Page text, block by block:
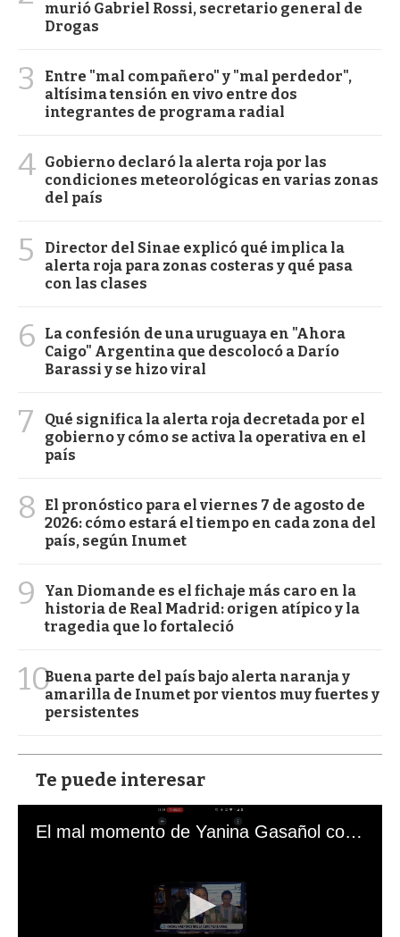
murió Gabriel Rossi, secretario general de
Drogas
3
Entre "mal compañero" y "mal perdedor",
altísima tensión en vivo entre dos
integrantes de programa radial
4 Gobierno declaró la alerta roja por las
condiciones meteorológicas en varias zonas
del país
5
Director del Sinae explicó qué implica la
alerta roja para zonas costeras y qué pasa
con las clases
6
La confesión de una uruguaya en "Ahora
Caigo" Argentina que descolocó a Darío
Barassi y se hizo viral
7
Qué significa la alerta roja decretada por el
gobierno y cómo se activa la operativa en el
país
8
El pronóstico para el viernes 7 de agosto de
2026: cómo estará el tiempo en cada zona del
país, según Inumet
9
Yan Diomande es el fichaje más caro en la
historia de Real Madrid: origen atípico y la
tragedia que lo fortaleció
10Buena parte del país bajo alerta naranja y
amarilla de Inumet por vientos muy fuertes y
persistentes
Te puede interesar
El mal momento de Yanina Gasañol con un hincha argentino en "Subrayado"